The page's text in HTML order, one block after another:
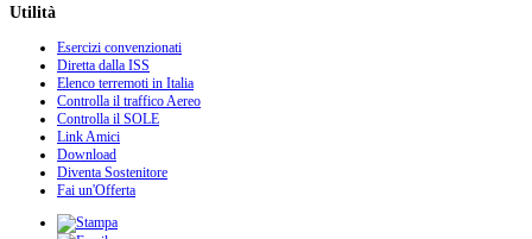
Utilità
Esercizi convenzionati
Diretta dalla ISS
Elenco terremoti in Italia
Controlla il traffico Aereo
Controlla il SOLE
Link Amici
Download
Diventa Sostenitore
Fai un'Offerta